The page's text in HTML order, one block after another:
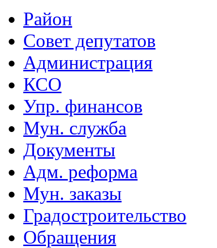
Район
Совет депутатов
Администрация
КСО
Упр. финансов
Мун. служба
Документы
Адм. реформа
Мун. заказы
Градостроительство
Обращения